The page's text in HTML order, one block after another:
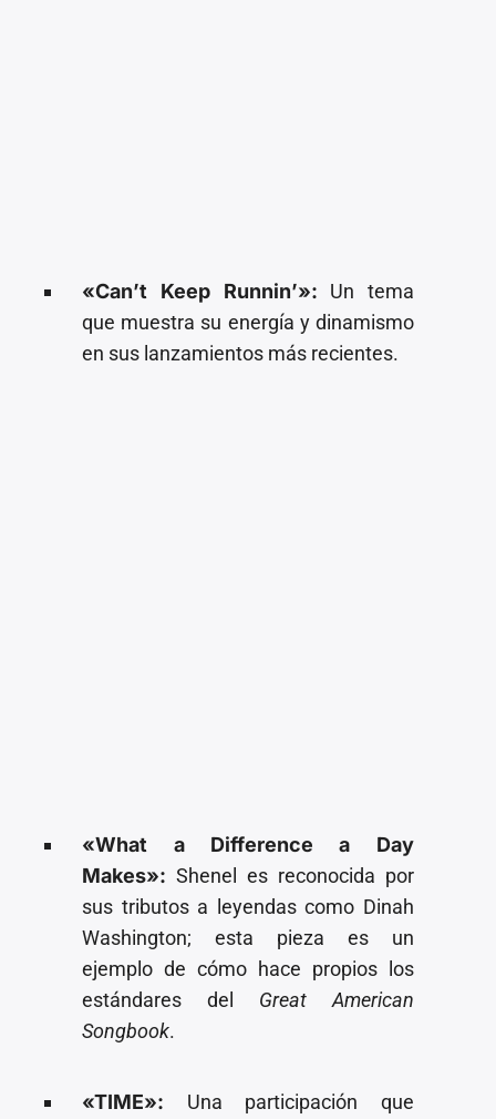
«Can’t Keep Runnin’»: Un tema
que muestra su energía y dinamismo
en sus lanzamientos más recientes.
«What a Difference a Day
Makes»: Shenel es reconocida por
sus tributos a leyendas como Dinah
Washington; esta pieza es un
ejemplo de cómo hace propios los
estándares del Great American
Songbook.
«TIME»: Una participación que